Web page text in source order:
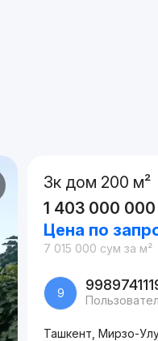
3к дом 200 м²
1 403 000 000
Цена по
7 015 000 сум за м²
9
Ташкент, Мирзо-